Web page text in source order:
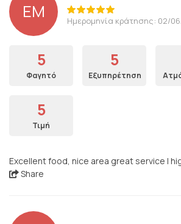
EM Ημερομηνία κράτησης: 02/
5
Φαγητό
5
Εξυπηρέτηση
5
Τιμή
Excellent food, nice area great service I
Share